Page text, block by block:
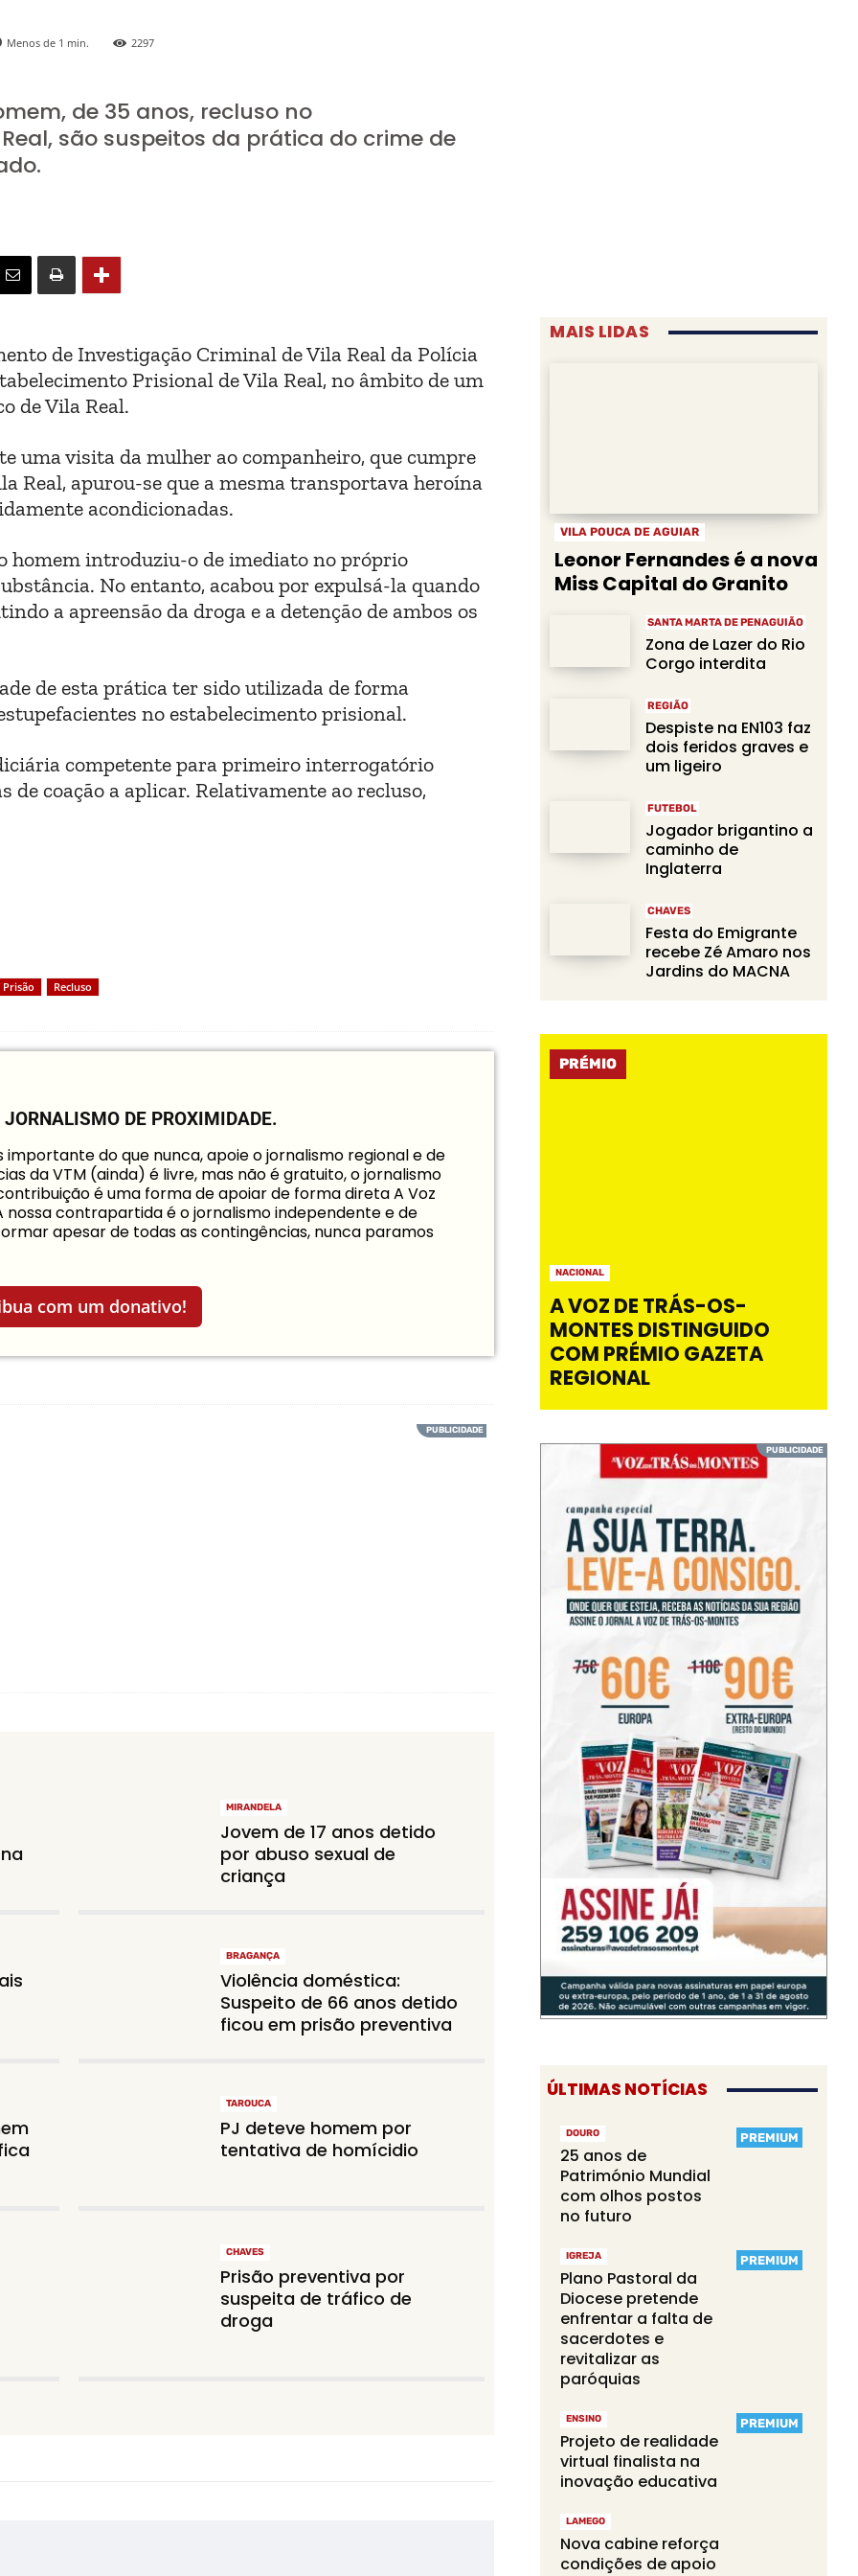
Menos de 1 min. 2297
de 35 anos, recluso no
são suspeitos da prática do crime de
de Investigação Criminal de Vila Real da Polícia
Prisional de Vila Real, no âmbito de um
de Vila Real.
uma visita da mulher ao companheiro, que cumpre
Real, apurou-se que a mesma transportava heroína
acondicionadas.
homem introduziu-o de imediato no próprio
No entanto, acabou por expulsá-la quando
a apreensão da droga e a detenção de ambos os
de esta prática ter sido utilizada de forma
no estabelecimento prisional.
competente para primeiro interrogatório
de coação a aplicar. Relativamente ao recluso,
Prisão Recluso
JORNALISMO DE PROXIMIDADE.
do que nunca, apoie o jornalismo regional e de
da VTM (ainda) é livre, mas não é gratuito, o jornalismo
é uma forma de apoiar de forma direta A Voz
nossa contrapartida é o jornalismo independente e de
apesar de todas as contingências, nunca paramos
com um donativo!
MIRANDELA
Jovem de 17 anos detido
por abuso sexual de
criança
BRAGANÇA
Violência doméstica:
Suspeito de 66 anos detido
ficou em prisão preventiva
TAROUCA
PJ deteve homem por
tentativa de homícidio
CHAVES
Prisão preventiva por
suspeita de tráfico de
droga
MAIS LIDAS
VILA POUCA DE AGUIAR
Leonor Fernandes é a nova
Miss Capital do Granito
SANTA MARTA DE PENAGUIÃO
Zona de Lazer do Rio
Corgo interdita
REGIÃO
Despiste na EN103 faz
dois feridos graves e
um ligeiro
FUTEBOL
Jogador brigantino a
caminho de
Inglaterra
CHAVES
Festa do Emigrante
recebe Zé Amaro nos
Jardins do MACNA
PRÉMIO
NACIONAL
A VOZ DE TRÁS-OS-
MONTES DISTINGUIDO
COM PRÉMIO GAZETA
REGIONAL
ÚLTIMAS NOTÍCIAS
PREMIUM
DOURO
25 anos de
Património Mundial
com olhos postos
no futuro
PREMIUM
IGREJA
Plano Pastoral da
Diocese pretende
enfrentar a falta de
sacerdotes e
revitalizar as
paróquias
PREMIUM
ENSINO
Projeto de realidade
virtual finalista na
inovação educativa
LAMEGO
Nova cabine reforça
condições de apoio